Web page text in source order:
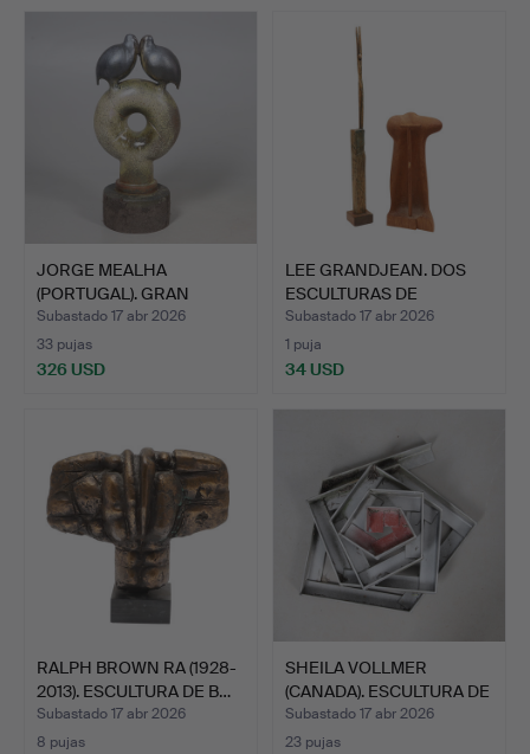
JORGE MEALHA
(PORTUGAL). GRAN
ESCULTURA DE…
Subastado 17 abr 2026
33 pujas
326 USD
LEE GRANDJEAN. DOS
ESCULTURAS DE
MADERA.
Subastado 17 abr 2026
1 puja
34 USD
RALPH BROWN RA (1928-
2013). ESCULTURA DE B…
Subastado 17 abr 2026
8 pujas
SHEILA VOLLMER
(CANADA). ESCULTURA DE
META…
Subastado 17 abr 2026
23 pujas